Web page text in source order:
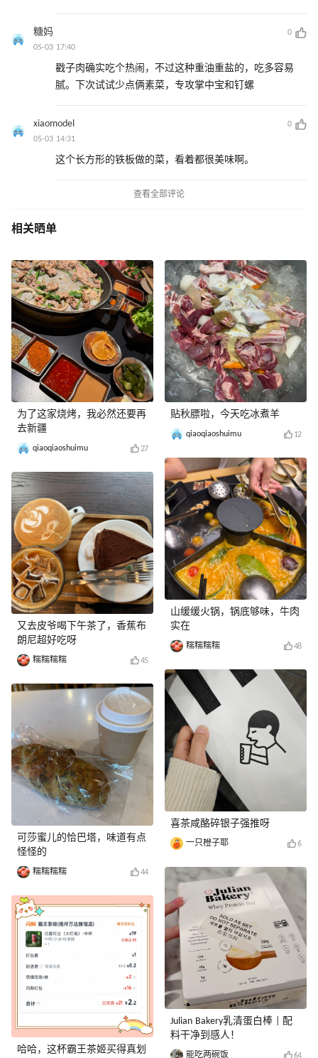
糖妈
0
05-03 17:40
戳子肉确实吃个热闹，不过这种重油重盐的，吃多容易
腻。下次试试少点俩素菜，专攻掌中宝和钉螺
xiaomodel
0
05-03 14:31
这个长方形的铁板做的菜，看着都很美味啊。
查看全部评论
相关晒单
为了这家烧烤，我必然还要再
去新疆
qiaoqiaoshuimu 27
又去皮爷喝下午茶了，香蕉布
朗尼超好吃呀
糯糯糯糯 45
可莎蜜儿的恰巴塔，味道有点
怪怪的
糯糯糯糯 44
哈哈，这杯霸王茶姬买得真划
贴秋膘啦，今天吃冰煮羊
qiaoqiaoshuimu 12
山缓缓火锅，锅底够味，牛肉
实在
糯糯糯糯 48
喜茶咸酪碎银子强推呀
一只橙子耶 6
Julian Bakery乳清蛋白棒 | 配
料干净到感人！
能吃两碗饭 64